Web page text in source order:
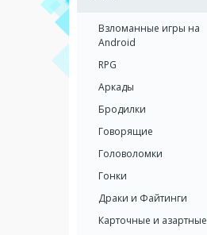
Взломанные игры на
Android
RPG
Аркады
Бродилки
Говорящие
Головоломки
Гонки
Драки и Файтинги
Карточные и азартные